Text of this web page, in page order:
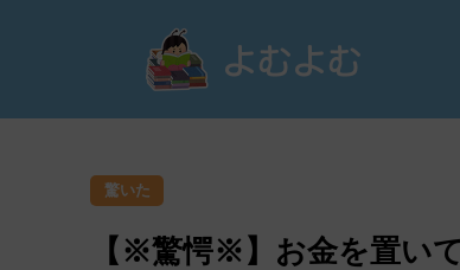
驚いた
【※驚愕※】お金を置い